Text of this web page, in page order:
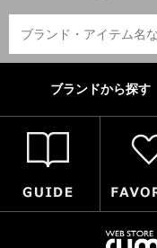
ブランドから探す